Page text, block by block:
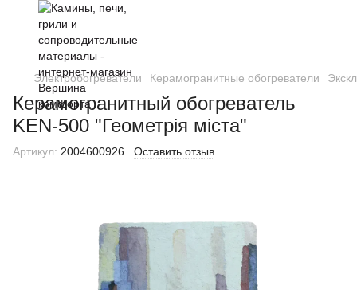
Электробогреватели Керамогранитные обогреватели
Керамогранитный обогреватель
KEN-500 "Геометрія міста"
Артикул: 2004600926 Оставить отзыв